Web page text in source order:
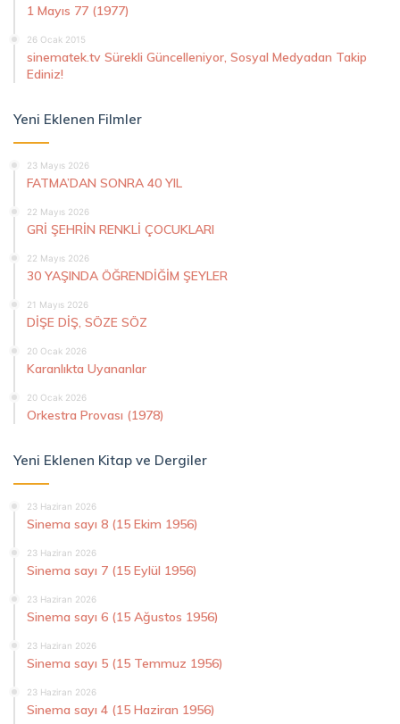
1 Mayıs 77 (1977)
26 Ocak 2015
sinematek.tv Sürekli Güncelleniyor, Sosyal Medyadan Takip
Ediniz!
Yeni Eklenen Filmler
23 Mayıs 2026
FATMA’DAN SONRA 40 YIL
22 Mayıs 2026
GRİ ŞEHRİN RENKLİ ÇOCUKLARI
22 Mayıs 2026
30 YAŞINDA ÖĞRENDİĞİM ŞEYLER
21 Mayıs 2026
DİŞE DİŞ, SÖZE SÖZ
20 Ocak 2026
Karanlıkta Uyananlar
20 Ocak 2026
Orkestra Provası (1978)
Yeni Eklenen Kitap ve Dergiler
23 Haziran 2026
Sinema sayı 8 (15 Ekim 1956)
23 Haziran 2026
Sinema sayı 7 (15 Eylül 1956)
23 Haziran 2026
Sinema sayı 6 (15 Ağustos 1956)
23 Haziran 2026
Sinema sayı 5 (15 Temmuz 1956)
23 Haziran 2026
Sinema sayı 4 (15 Haziran 1956)